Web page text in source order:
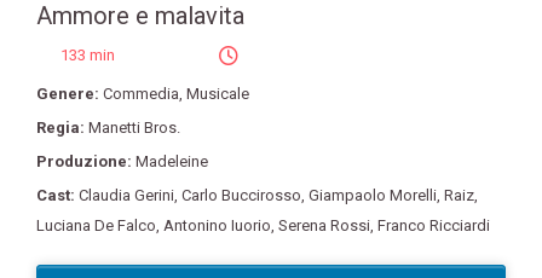
Ammore e malavita
133 min
Genere: Commedia, Musicale
Regia: Manetti Bros.
Produzione: Madeleine
Cast: Claudia Gerini, Carlo Buccirosso, Giampaolo Morelli, Raiz,
Luciana De Falco, Antonino Iuorio, Serena Rossi, Franco Ricciardi